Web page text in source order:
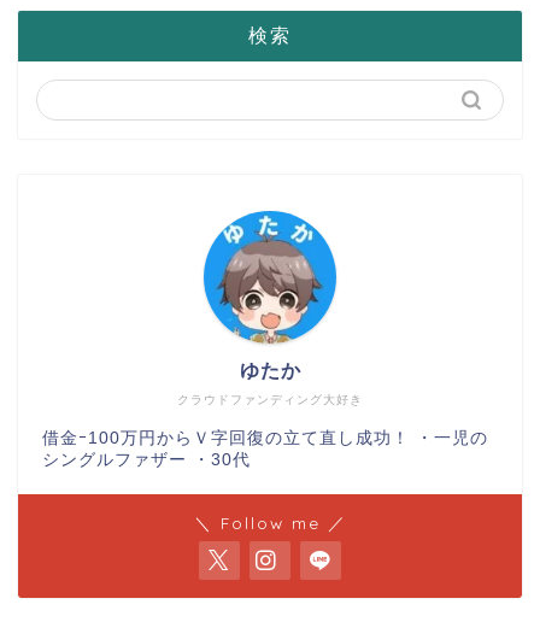
検索
クラウドファンディング大好き
ゆたか
借金ｰ100万円からＶ字回復の立て直し成功！ ・一児の
シングルファザー ・30代
＼ Follow me ／